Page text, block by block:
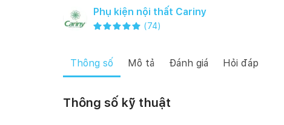
Phụ kiện nội thất Cariny
(74)
Thông số Mô tả Đánh giá Hỏi đáp
Thông số kỹ thuật